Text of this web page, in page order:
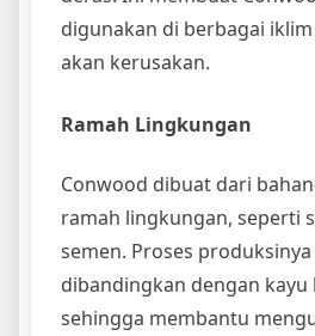
digunakan di berbagai
akan kerusakan.
Ramah Lingkungan
Conwood dibuat dari
ramah lingkungan, seperti
semen. Proses
dibandingkan dengan kayu
sehingga membantu